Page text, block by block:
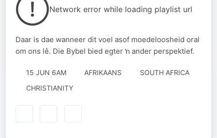
Network error while loading playlist url
Daar is dae wanneer dit voel asof moedeloosheid oral
om ons lê. Die Bybel bied egter ŉ ander perspektief.
15 JUN 6AM AFRIKAANS
SOUTH AFRICA
CHRISTIANITY